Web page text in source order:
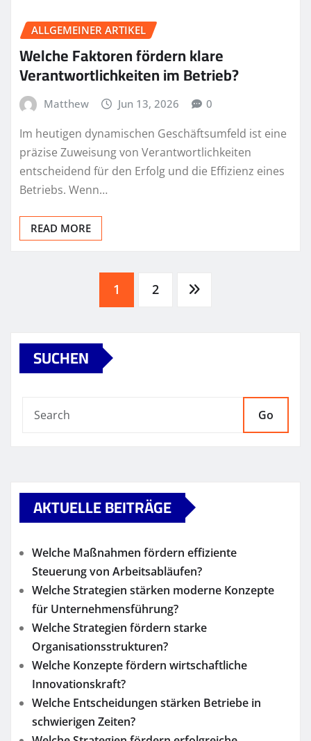
ALLGEMEINER ARTIKEL
Welche Faktoren fördern klare
Verantwortlichkeiten im Betrieb?
Matthew Jun 13, 2026 0
Im heutigen dynamischen Geschäftsumfeld ist eine
präzise Zuweisung von Verantwortlichkeiten
entscheidend für den Erfolg und die Effizienz eines
Betriebs. Wenn…
READ MORE
pagination
1 2
SUCHEN
Go
AKTUELLE BEITRÄGE
Welche Maßnahmen fördern effiziente
Steuerung von Arbeitsabläufen?
Welche Strategien stärken moderne Konzepte
für Unternehmensführung?
Welche Strategien fördern starke
Organisationsstrukturen?
Welche Konzepte fördern wirtschaftliche
Innovationskraft?
Welche Entscheidungen stärken Betriebe in
schwierigen Zeiten?